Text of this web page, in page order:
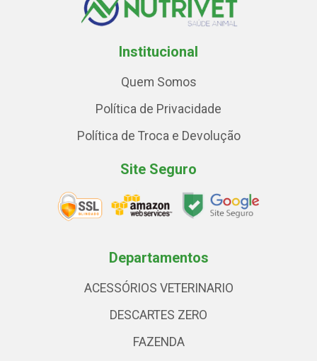
Institucional
Quem Somos
Política de Privacidade
Política de Troca e Devolução
Site Seguro
Departamentos
ACESSÓRIOS VETERINARIO
DESCARTES ZERO
FAZENDA